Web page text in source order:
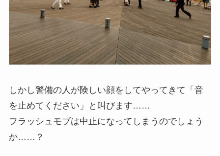
しかし警備の人が険しい顔をしてやってきて「音
を止めてください」と叫びます……
フラッシュモブは中止になってしまうのでしょう
か……？